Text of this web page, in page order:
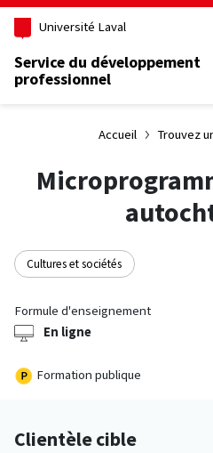
Aller au contenu principal
Université Laval
Service du développement
professionnel
Accueil Trouvez
Cultures et sociétés
Formule d'enseignement
En ligne
Formation publique
Clientèle cible